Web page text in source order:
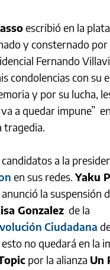
escribió en la
y consternado por
Fernando
condolencias con su
y por su lucha,
a quedar impune”
tragedia.
a la
en sus redes.Yaku
anunció la suspensión
Gonzalez de la
Ciudadana
no quedará en la
por la alianza Un